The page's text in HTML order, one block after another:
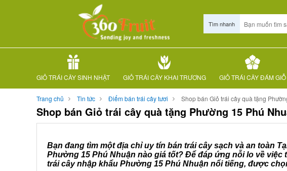
Tìm nhanh
GIỎ TRÁI CÂY SINH NHẬT GIỎ TRÁI CÂY KHAI TRƯƠNG GIỎ TRÁI CÂY ĐÁM GIỖ
Trang chủ Tin tức Điểm bán trái cây tươi Shop bán Giỏ trái cây quà tặng
Shop bán Giỏ trái cây quà tặng Phường 15 Phú
Bạn đang tìm một địa chỉ uy tín bán trái cây sạch và an toàn
Phường 15 Phú Nhuận nào giá tốt? Để đáp ứng nỗi lo về
trái cây nhập khẩu Phường 15 Phú Nhuận nổi tiếng, được